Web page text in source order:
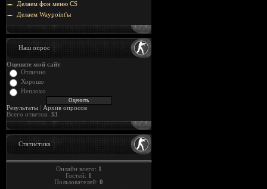
Делаем фон меню CS
Делаем Waypoint'ы
Наш опрос
Оцените мой сайт
Отлично
Хорошо
Неплохо
Результаты
Архив опросов
Всего ответов: 33
Статистика
Онлайн всего: 1
Гостей: 1
Пользователей:0